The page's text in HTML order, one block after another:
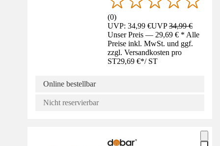
(0)
UVP: 34,99 €UVP34,99 €
Unser Preis — 29,69 € * Alle
Preise inkl. MwSt. und ggf.
zzgl. Versandkosten pro
ST29,69 €*/ ST
Online bestellbar
Nicht reservierbar